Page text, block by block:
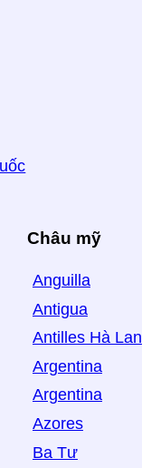
Châu mỹ
Anguilla
Antigua
Antilles Hà Lan
Argentina
Argentina
Azores
Ba Tư